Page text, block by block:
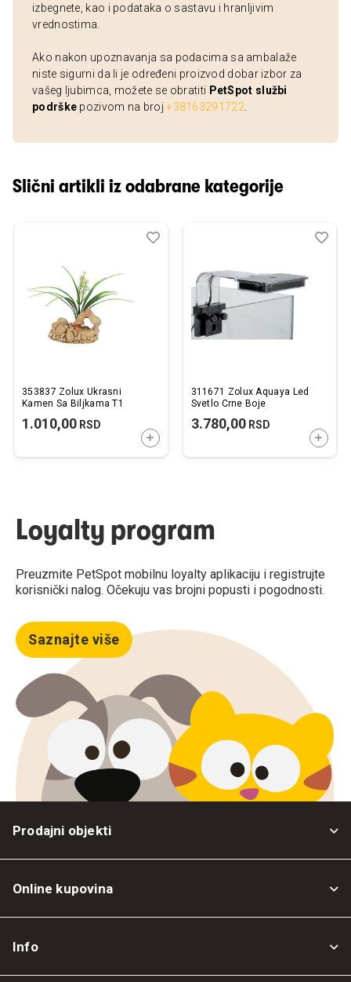
izbegnete, kao i podataka o sastavu i hranljivim
vrednostima.
Ako nakon upoznavanja sa podacima sa ambalaže
niste sigurni da li je određeni proizvod dobar izbor za
vašeg ljubimca, možete se obratiti PetSpot službi
podrške pozivom na broj+38163291722
Slični artikli iz odabrane kategorije
353837 Zolux Ukrasni
Kamen Sa Biljkama T1
1.010,00 RSD
DODAJTE U KORPU
Dodaj
Uporedi
311671 Zolux Aquaya Led
Svetlo Crne Boje
3.780,00RSD
Loyalty program
Preuzmite PetSpot mobilnu loyalty aplikaciju i registrujte
korisnički nalog. Očekuju vas brojni popusti i pogodnosti.
Saznajte više
Prodajni objekti
Online kupovina
Info